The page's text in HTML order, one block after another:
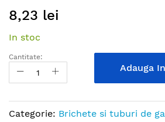
to
beginning
of
images
8,23 lei
In stoc
Cantitate:
Adauga
Categorie: Brichete si tuburi de